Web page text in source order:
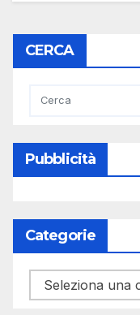
CERCA
Pubblicità
Categorie
Categorie